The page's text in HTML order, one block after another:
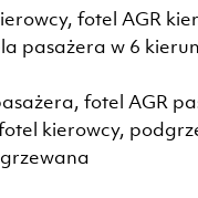
fotel AGR
pasażera w 6
fotel AGR
kierowcy,